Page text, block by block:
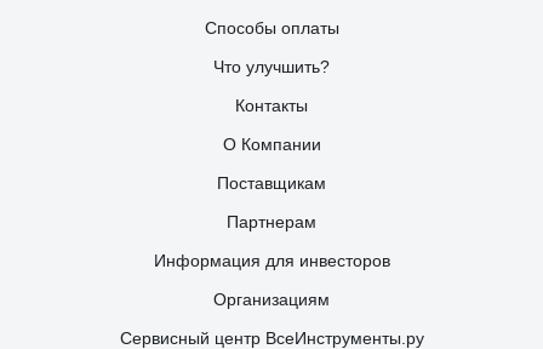
Способы оплаты
Что улучшить?
Контакты
О Компании
Поставщикам
Партнерам
Информация для инвесторов
Организациям
Сервисный центр ВсеИнструменты.ру